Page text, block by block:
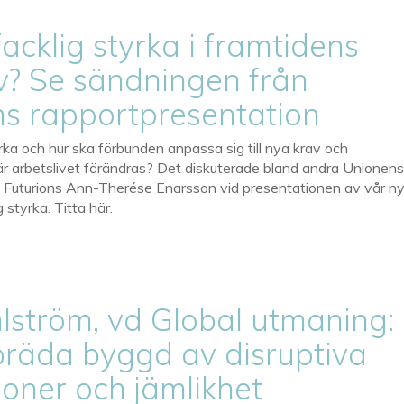
styrka i framtidens
Se sändningen från
rapportpresentation
och hur ska förbunden anpassa sig till nya krav och
arbetslivet förändras? Det diskuterade bland andra Unionens
Ann-Therése Enarsson vid presentationen av vår
styrka. Titta här.
vd Global utmaning:
byggd av disruptiva
och jämlikhet